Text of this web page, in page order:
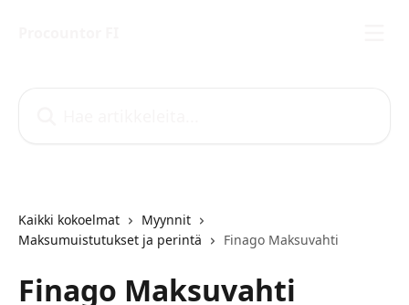
Kaikki kokoelmat
Myynnit
Maksumuistutukset ja perintä
Finago Maksuvahti
Finago Maksuvahti